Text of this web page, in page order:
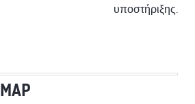
υποστήριξης.